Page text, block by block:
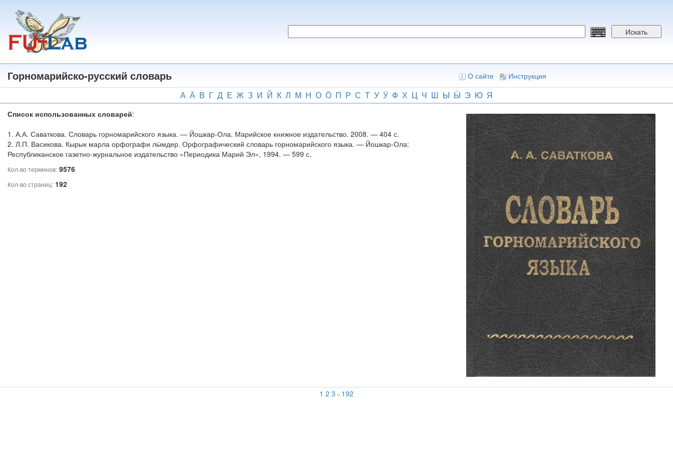
основному
содержанию
Искать
Горномарийско-русский словарь О сайте Инструкция
А Ӓ В Г Д Е Ж З И Й К Л М Н О Ӧ П Р С Т У Ӱ Ф Х Ц Ч Ш Ы Ӹ Э Ю Я
Список использованных словарей:
1. А.А. Саваткова. Словарь горномарийского языка. — Йошкар-Ола. Марийское книжное издательство. 2008. — 404 с.
2. Л.П. Васикова. Кырык марла орфографи лӹмдер. Орфографический словарь горномарийского языка. — Йошкар-Ола:
Республиканское газетно-журнальное издательство «Периодика Марий Эл», 1994. — 599 с.
Кол-во терминов: 9576
Кол-во страниц: 192
1 2 3 .. 192